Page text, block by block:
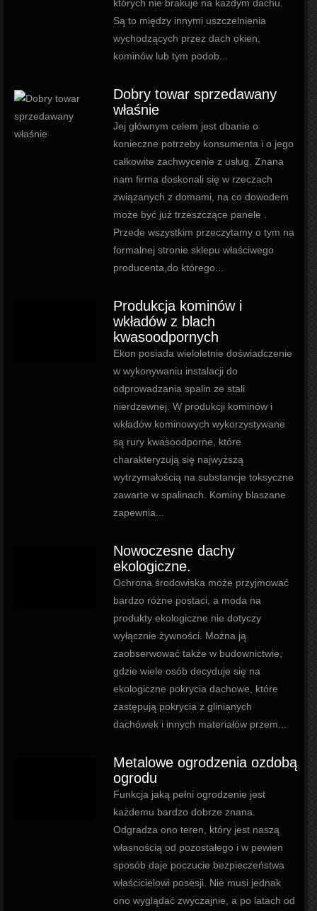
których nie brakuje na każdym dachu.
Są to między innymi uszczelnienia
wychodzących przez dach okien,
kominów lub tym podob...
Dobry towar sprzedawany
właśnie
Jej głównym celem jest dbanie o
konieczne potrzeby konsumenta i o jego
całkowite zachwycenie z usług. Znana
nam firma doskonali się w rzeczach
związanych z domami, na co dowodem
może być już trzeszczące panele .
Przede wszystkim przeczytamy o tym na
formalnej stronie sklepu właściwego
producenta,do którego...
Produkcja kominów i
wkładów z blach
kwasoodpornych
Ekon posiada wieloletnie doświadczenie
w wykonywaniu instalacji do
odprowadzania spalin ze stali
nierdzewnej. W produkcji kominów i
wkładów kominowych wykorzystywane
są rury kwasoodporne, które
charakteryzują się najwyższą
wytrzymałością na substancje toksyczne
zawarte w spalinach. Kominy blaszane
zapewnia...
Nowoczesne dachy
ekologiczne.
Ochrona środowiska może przyjmować
bardzo różne postaci, a moda na
produkty ekologiczne nie dotyczy
wyłącznie żywności. Można ją
zaobserwować także w budownictwie,
gdzie wiele osób decyduje się na
ekologiczne pokrycia dachowe, które
zastępują pokrycia z glinianych
dachówek i innych materiałów przem...
Metalowe ogrodzenia ozdobą
ogrodu
Funkcja jaką pełni ogrodzenie jest
każdemu bardzo dobrze znana.
Odgradza ono teren, który jest naszą
własnością od pozostałego i w pewien
sposób daje poczucie bezpieczeństwa
właścicielowi posesji. Nie musi jednak
ono wyglądać zwyczajnie, a po latach od